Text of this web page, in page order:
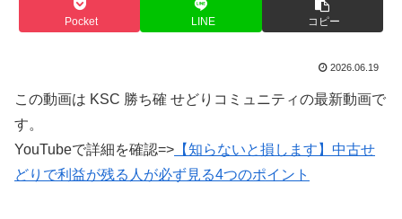
Pocket LINE コピー
2026.06.19
この動画は KSC 勝ち確 せどりコミュニティの最新動画で
す。
YouTubeで詳細を確認=> 【知らないと損します】中古せ
どりで利益が残る人が必ず見る4つのポイント